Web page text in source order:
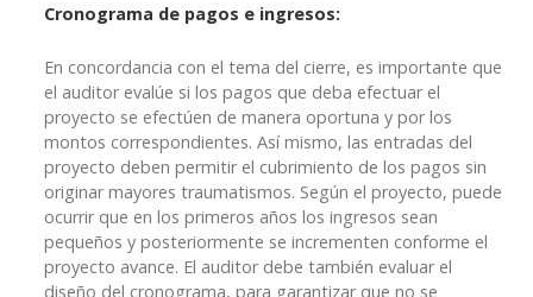
Cronograma de pagos e ingresos:
En concordancia con el tema del cierre, es importante que
el auditor evalúe si los pagos que deba efectuar el
proyecto se efectúen de manera oportuna y por los
montos correspondientes. Así mismo, las entradas del
proyecto deben permitir el cubrimiento de los pagos sin
originar mayores traumatismos. Según el proyecto, puede
ocurrir que en los primeros años los ingresos sean
pequeños y posteriormente se incrementen conforme el
proyecto avance. El auditor debe también evaluar el
diseño del cronograma, para garantizar que no se